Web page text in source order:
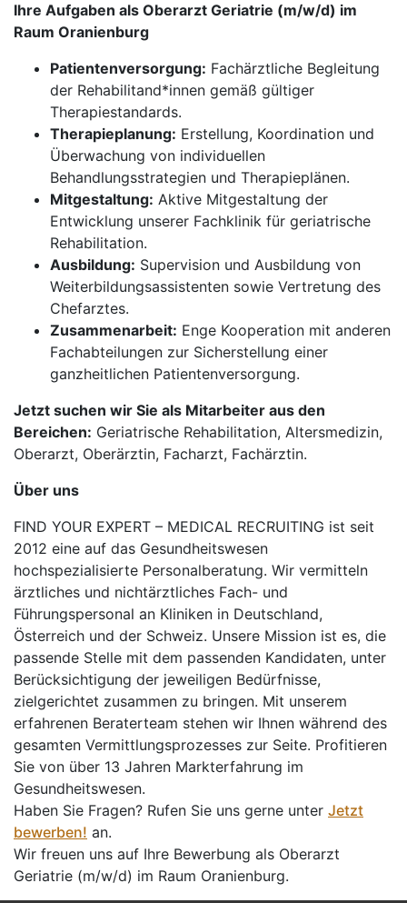
Ihre Aufgaben als Oberarzt Geriatrie (m/w/d) im
Raum Oranienburg
Patientenversorgung: Fachärztliche Begleitung
der Rehabilitand*innen gemäß gültiger
Therapiestandards.
Therapieplanung: Erstellung, Koordination und
Überwachung von individuellen
Behandlungsstrategien und Therapieplänen.
Mitgestaltung: Aktive Mitgestaltung der
Entwicklung unserer Fachklinik für geriatrische
Rehabilitation.
Ausbildung: Supervision und Ausbildung von
Weiterbildungsassistenten sowie Vertretung des
Chefarztes.
Zusammenarbeit: Enge Kooperation mit anderen
Fachabteilungen zur Sicherstellung einer
ganzheitlichen Patientenversorgung.
Jetzt suchen wir Sie als Mitarbeiter aus den
Bereichen: Geriatrische Rehabilitation, Altersmedizin,
Oberarzt, Oberärztin, Facharzt, Fachärztin.
Über uns
FIND YOUR EXPERT – MEDICAL RECRUITING ist seit
2012 eine auf das Gesundheitswesen
hochspezialisierte Personalberatung. Wir vermitteln
ärztliches und nichtärztliches Fach- und
Führungspersonal an Kliniken in Deutschland,
Österreich und der Schweiz. Unsere Mission ist es, die
passende Stelle mit dem passenden Kandidaten, unter
Berücksichtigung der jeweiligen Bedürfnisse,
zielgerichtet zusammen zu bringen. Mit unserem
erfahrenen Beraterteam stehen wir Ihnen während des
gesamten Vermittlungsprozesses zur Seite. Profitieren
Sie von über 13 Jahren Markterfahrung im
Gesundheitswesen.
Haben Sie Fragen? Rufen Sie uns gerne unter Jetzt
bewerben! an.
Wir freuen uns auf Ihre Bewerbung als Oberarzt
Geriatrie (m/w/d) im Raum Oranienburg.